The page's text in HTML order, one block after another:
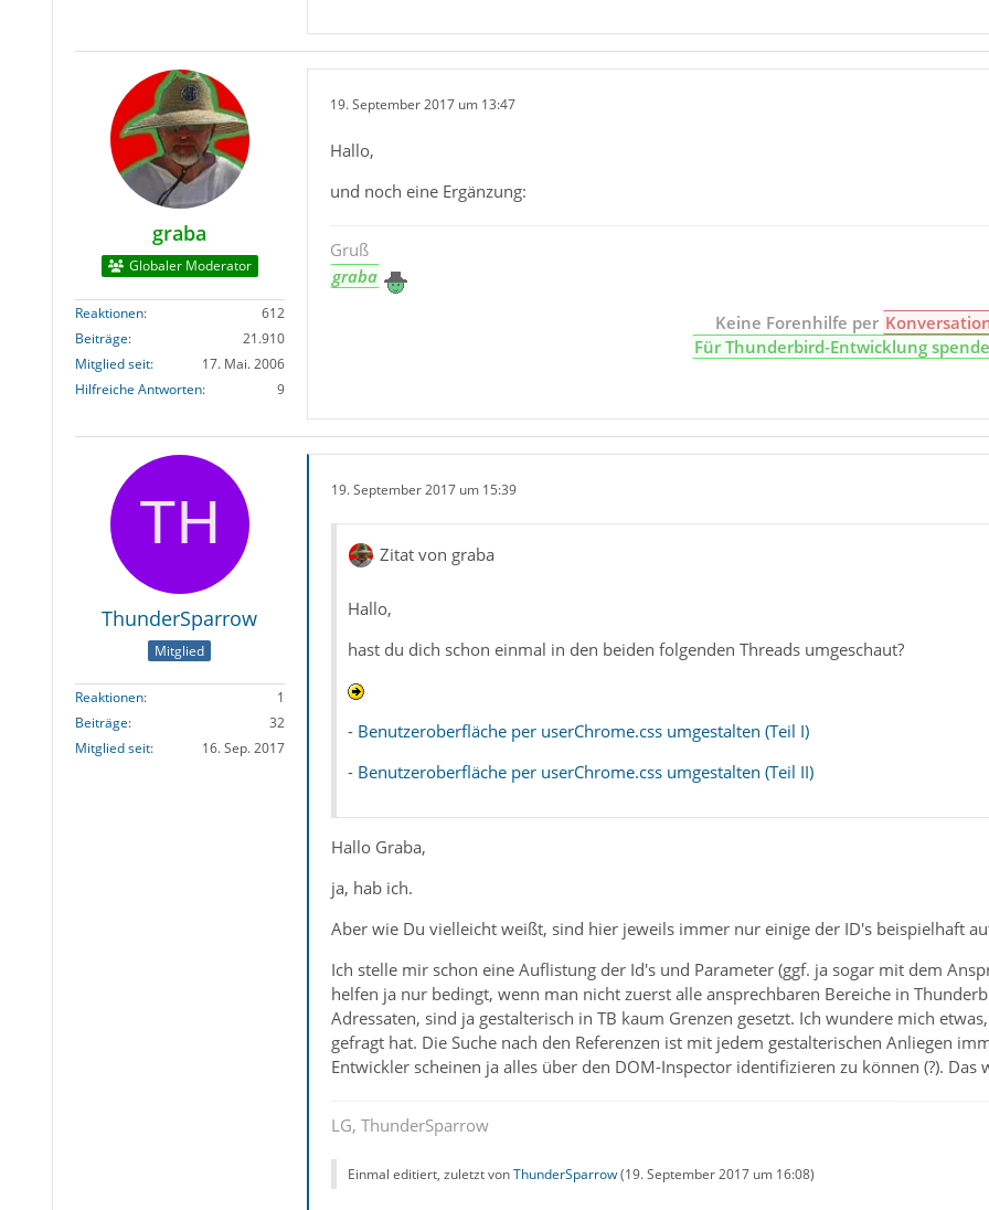
graba
Globaler Moderator
Reaktionen
612
Beiträge
21.910
Mitglied seit
17. Mai. 2006
Hilfreiche Antworten
9
19. September 2017 um 13:47
Hallo,
und noch eine Ergänzung:
Gruß
graba
Keine Forenhilfe per
Für Thunderbird-Entwicklung
ThunderSparrow
Mitglied
Reaktionen
1
Beiträge
32
Mitglied seit
16. Sep. 2017
19. September 2017 um 15:39
Zitat von graba
Hallo,
hast du dich schon einmal in den beiden folgenden Threads umgeschaut?
- Benutzeroberfläche per userChrome.css umgestalten (Teil I)
- Benutzeroberfläche per userChrome.css umgestalten (Teil II)
Hallo Graba,
ja, hab ich.
Aber wie Du vielleicht weißt, sind hier jeweils immer nur einige der ID's beispielhaft
Ich stelle mir schon eine Auflistung der Id's und Parameter (ggf. ja sogar mit dem
helfen ja nur bedingt, wenn man nicht zuerst alle ansprechbaren Bereiche in
Adressaten, sind ja gestalterisch in TB kaum Grenzen gesetzt. Ich wundere mich
gefragt hat. Die Suche nach den Referenzen ist mit jedem gestalterischen Anliegen
Entwickler scheinen ja alles über den DOM-Inspector identifizieren zu können (?).
LG, ThunderSparrow
Einmal editiert, zuletzt vonThunderSparrow(19. September 2017 um 16:08)